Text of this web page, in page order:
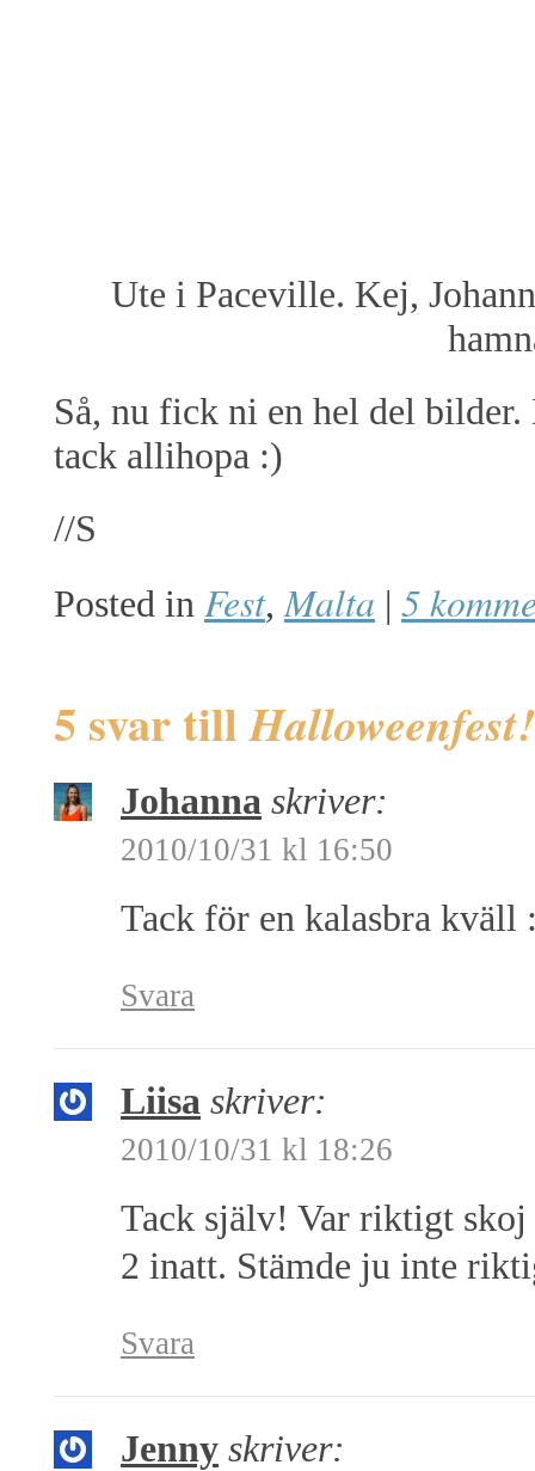
Ute i Paceville. Kej,
Så, nu fick ni en hel del
tack allihopa :)
//S
Posted in Fest,Malta | 5
5 svar tillHalloweenfest!
Johanna skriver:
2010/10/31 kl 16:50
Tack för en kalasbra kväll
Svara
Liisa skriver:
2010/10/31 kl 18:26
Tack själv! Var riktigt
2 inatt. Stämde ju inte
Svara
Jenny skriver: